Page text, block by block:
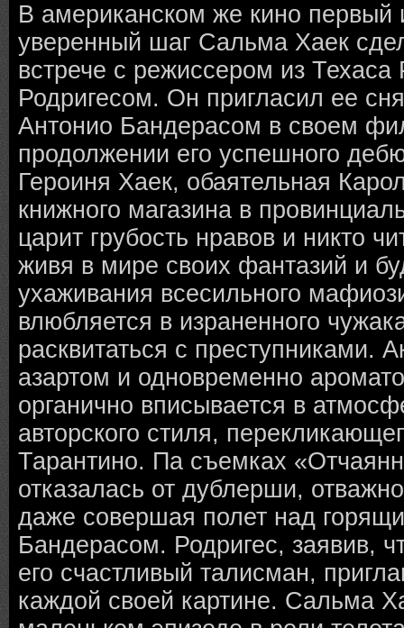
В американском же кино первый
уверенный шаг Сальма Хаек
встрече с режиссером из Техаса
Родригесом. Он пригласил ее
Антонио Бандерасом в своем
продолжении его успешного
Героиня Хаек, обаятельная
книжного магазина в
царит грубость нравов и никто
живя в мире своих фантазий и
ухаживания всесильного
влюбляется в израненного
расквитаться с преступниками.
азартом и одновременно
органично вписывается в
авторского стиля,
Тарантино. Па съемках
отказалась от дублерши,
даже совершая полет над
Бандерасом. Родригес, заявив,
его счастливый талисман,
каждой своей картине. Сальма